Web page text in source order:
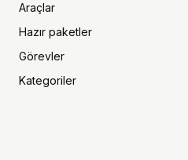
Araçlar
Hazır paketler
Görevler
Kategoriler